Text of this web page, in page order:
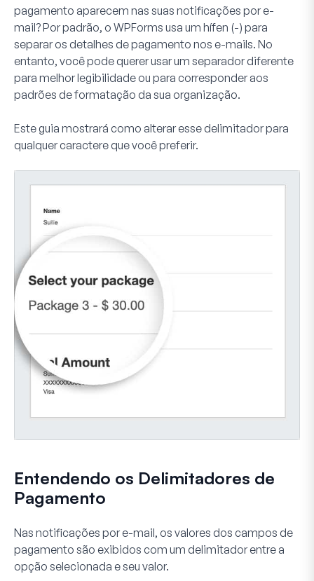
pagamento aparecem nas suas notificações por e-
mail? Por padrão, o WPForms usa um hífen (-) para
separar os detalhes de pagamento nos e-mails. No
entanto, você pode querer usar um separador diferente
para melhor legibilidade ou para corresponder aos
padrões de formatação da sua organização.
Este guia mostrará como alterar esse delimitador para
qualquer caractere que você preferir.
Entendendo os Delimitadores de
Pagamento
Nas notificações por e-mail, os valores dos campos de
pagamento são exibidos com um delimitador entre a
opção selecionada e seu valor.